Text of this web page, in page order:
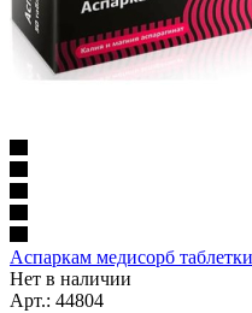
Аспаркам медисорб
Нет в наличии
Арт.: 44804